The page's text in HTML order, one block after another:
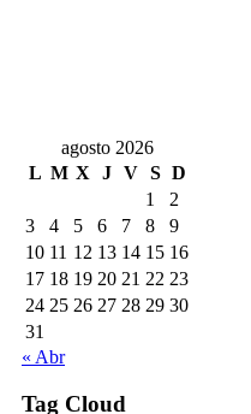
agosto 2026
L M X J V S D
1
2
3
4 5 6 7 8
9
10 11 12 13 14 15 16
17 18 19 20 21 22 23
24 25 26 27 28 29 30
31
« Abr
Tag Cloud